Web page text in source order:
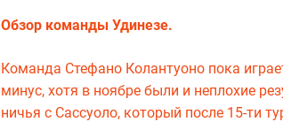
Обзор команды Удинезе.
Команда Стефано Колантуоно пока
минус, хотя в ноябре были и неплохие
ничья с Сассуоло, который после 15-ти